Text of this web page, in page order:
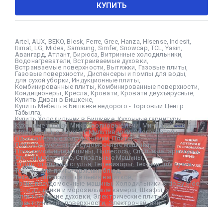
КУПИТЬ
Artel AUX BEKO Blesk Ferre, Gree, Hanza Hisense, Indesit
Itimat, LG Midea Samsung Simfer, Snowcap TCL Yasin
Авангард Атлант ,Бирюса Витринные холодильники
Водонагреватели Встраиваемые духовки
Встраиваемые поверхности Вытяжки Газовые плиты
Газовые поверхности
Диспенсеры и помпы для воды
для сухой уборки Индукционные плиты
Комбинированные плиты Комбинированные поверхности
Кондиционеры Кресла Кровати Кровати двухъярусные,
Купить Диван в Бишкеке,
Купить Мебель в Бишкеке недорого - Торговый Центр
Табылга
Купить Холодильник в Бишкеке,Кухонные гарнитуры,
Кухонные уголки, Микроволновые печи , Мини духовки ,
Морозильные камеры,Мультиварки,Обогреватели,
Однокамерные холодильники,Плиты,
Полноразмерные посудомоечные машины,
Посудомоечные машины ,Пылесосы ,Спальные гарнитуры,
Стенки мебельные ,Стиральные Машины,
Столы столики и стулья ,Телевизоры, Техника для кухни,
Техника для приготовления блюд,
Техника для приготовления напитков
Узкие посудомоечные машины, Холодильники Side By Side,
Холодильники и морозильные камеры Шкафы ,
Электрические духовки Электрические плиты,
Электрические поверхности Электрочайники